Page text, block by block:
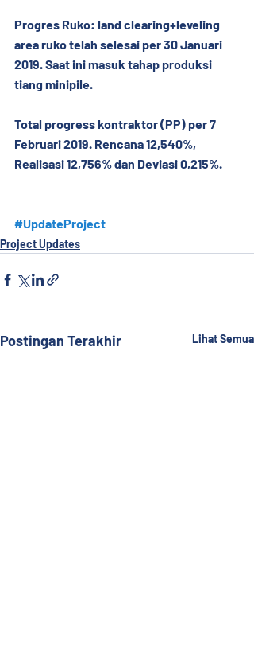
Progres Ruko: land clearing+leveling
area ruko telah selesai per 30 Januari
2019. Saat ini masuk tahap produksi
tiang minipile.
Total progress kontraktor (PP) per 7
Februari 2019. Rencana 12,540%,
Realisasi 12,756% dan Deviasi 0,215%.
#UpdateProject
Project Updates
Postingan Terakhir Lihat Semua